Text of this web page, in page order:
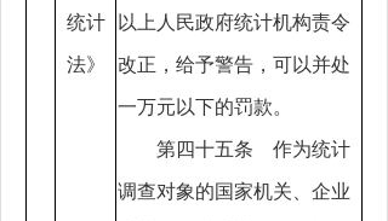
统计
法》
以上人民政府统计机构责令
改正，给予警告，可以并处
一万元以下的罚款。
第四十五条 作为统计
调查对象的国家机关、企业